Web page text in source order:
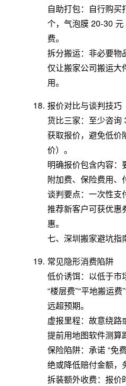
自助打包：自行购
个，气泡膜 20-30
费。
拆分搬运：非必要物
仅让搬家公司搬运大
用。
报价对比与谈判技巧
货比三家：至少咨询
获取报价，避免低价
价）。
明确报价包含内容：
附加费、保险费用、
谈判要点：一次性支
推荐新客户可获优惠
惠。
七、深圳搬家避坑指
常见隐形消费陷阱
低价诱饵：以低于市
“楼层费”“平地搬运
远超预期。
虚报里程：故意绕路
提前用地图软件测算
保险陷阱：承诺 “免
绝或降低赔付金额，
拆装额外收费：报价